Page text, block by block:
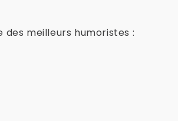
meilleurs humoristes :